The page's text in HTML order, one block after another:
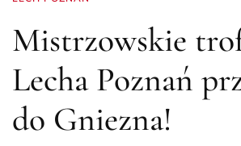
Mistrzowskie
Lecha Poznań
do Gniezna!